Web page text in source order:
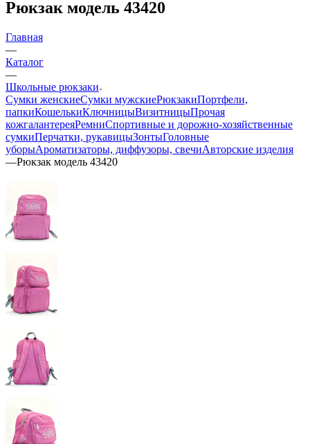
Рюкзак модель 43420
Главная
—
Каталог
—
Школьные рюкзаки
Сумки женскиеСумки мужскиеРюкзакиПортфели,
папкиКошелькиКлючницыВизитницыПрочая
кожгалантереяРемниСпортивные и дорожно-хозяйственные
сумкиПерчатки, рукавицыЗонтыГоловные
уборыАроматизаторы, диффузоры, свечиАвторские изделия
—Рюкзак модель 43420